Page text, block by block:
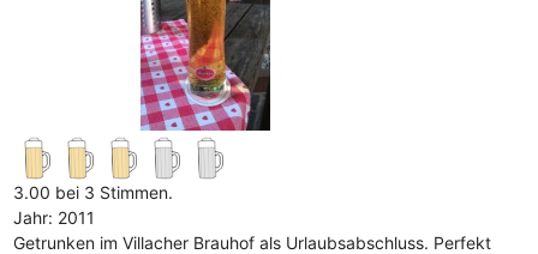
3.00 bei 3 Stimmen.
Jahr: 2011
Getrunken im Villacher Brauhof als Urlaubsabschluss. Perfekt